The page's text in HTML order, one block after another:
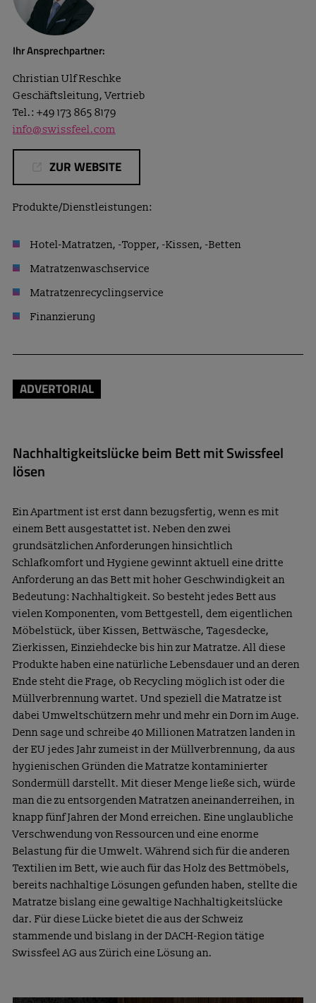
Ihr Ansprechpartner:
Christian Ulf Reschke
Geschäftsleitung, Vertrieb
Tel.: +49 173 865 8179
info@swissfeel.com
ZUR WEBSITE
Produkte/Dienstleistungen:
Hotel-Matratzen, -Topper, -Kissen, -Betten
Matratzenwaschservice
Matratzenrecyclingservice
Finanzierung
ADVERTORIAL
Nachhaltigkeitslücke beim Bett mit Swissfeel
lösen
Ein Apartment ist erst dann bezugsfertig, wenn es mit
einem Bett ausgestattet ist. Neben den zwei
grundsätzlichen Anforderungen hinsichtlich
Schlafkomfort und Hygiene gewinnt aktuell eine dritte
Anforderung an das Bett mit hoher Geschwindigkeit an
Bedeutung: Nachhaltigkeit. So besteht jedes Bett aus
vielen Komponenten, vom Bettgestell, dem eigentlichen
Möbelstück, über Kissen, Bettwäsche, Tagesdecke,
Zierkissen, Einziehdecke bis hin zur Matratze. All diese
Produkte haben eine natürliche Lebensdauer und an deren
Ende steht die Frage, ob Recycling möglich ist oder die
Müllverbrennung wartet. Und speziell die Matratze ist
dabei Umweltschützern mehr und mehr ein Dorn im Auge.
Denn sage und schreibe 40 Millionen Matratzen landen in
der EU jedes Jahr zumeist in der Müllverbrennung, da aus
hygienischen Gründen die Matratze kontaminierter
Sondermüll darstellt. Mit dieser Menge ließe sich, würde
man die zu entsorgenden Matratzen aneinanderreihen, in
knapp fünf Jahren der Mond erreichen. Eine unglaubliche
Verschwendung von Ressourcen und eine enorme
Belastung für die Umwelt. Während sich für die anderen
Textilien im Bett, wie auch für das Holz des Bettmöbels,
bereits nachhaltige Lösungen gefunden haben, stellte die
Matratze bislang eine gewaltige Nachhaltigkeitslücke
dar. Für diese Lücke bietet die aus der Schweiz
stammende und bislang in der DACH-Region tätige
Swissfeel AG aus Zürich eine Lösung an.